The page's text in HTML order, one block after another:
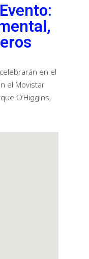
en el
el Movistar
O’Higgins,